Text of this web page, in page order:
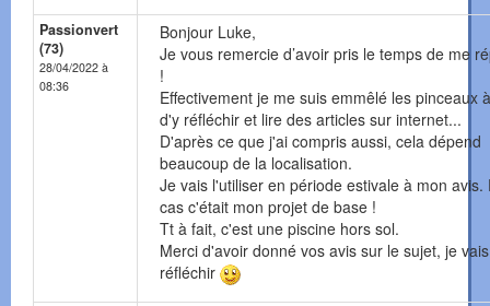
Passionvert
(73)
28/04/2022 à
08:36
Bonjour Luke,
Je vous remercie d’avoir pris le temps de me
!
Effectivement je me suis emmêlé les pinceaux
d'y réfléchir et lire des articles sur internet...
D'après ce que j'ai compris aussi, cela dépend
beaucoup de la localisation.
Je vais l'utiliser en période estivale à mon avis.
cas c'était mon projet de base !
Tt à fait, c'est une piscine hors sol.
Merci d'avoir donné vos avis sur le sujet, je
réfléchir